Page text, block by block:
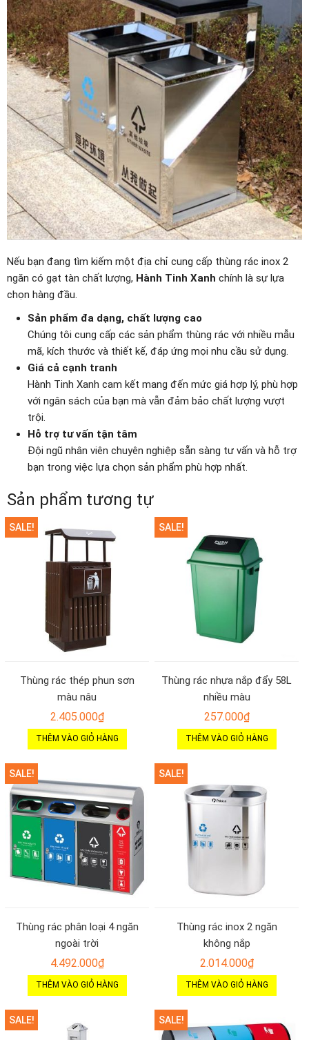
Nếu bạn đang tìm kiếm một địa chỉ cung cấp thùng rác inox 2
ngăn có gạt tàn chất lượng, Hành Tinh Xanh chính là sự lựa
chọn hàng đầu.
Sản phẩm đa dạng, chất lượng cao
Chúng tôi cung cấp các sản phẩm thùng rác với nhiều mẫu
mã, kích thước và thiết kế, đáp ứng mọi nhu cầu sử dụng.
Giá cả cạnh tranh
Hành Tinh Xanh cam kết mang đến mức giá hợp lý, phù hợp
với ngân sách của bạn mà vẫn đảm bảo chất lượng vượt
trội.
Hỗ trợ tư vấn tận tâm
Đội ngũ nhân viên chuyên nghiệp sẵn sàng tư vấn và hỗ trợ
bạn trong việc lựa chọn sản phẩm phù hợp nhất.
Sản phẩm tương tự
SALE!
Thùng rác thép phun sơn
màu nâu
2.405.000₫
THÊM VÀO GIỎ HÀNG
SALE!
Thùng rác nhựa nắp đẩy 58L
nhiều màu
257.000₫
THÊM VÀO GIỎ HÀNG
SALE!
Thùng rác phân loại 4 ngăn
ngoài trời
4.492.000₫
THÊM VÀO GIỎ HÀNG
SALE!
Thùng rác inox 2 ngăn
không nắp
2.014.000₫
THÊM VÀO GIỎ HÀNG
SALE! SALE!